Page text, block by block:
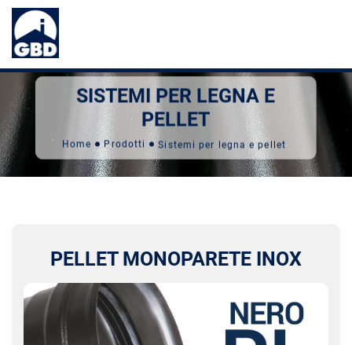
SISTEMI PER LEGNA E
PELLET
Home Prodotti Sistemi per legna e pellet
PELLET MONOPARETE INOX